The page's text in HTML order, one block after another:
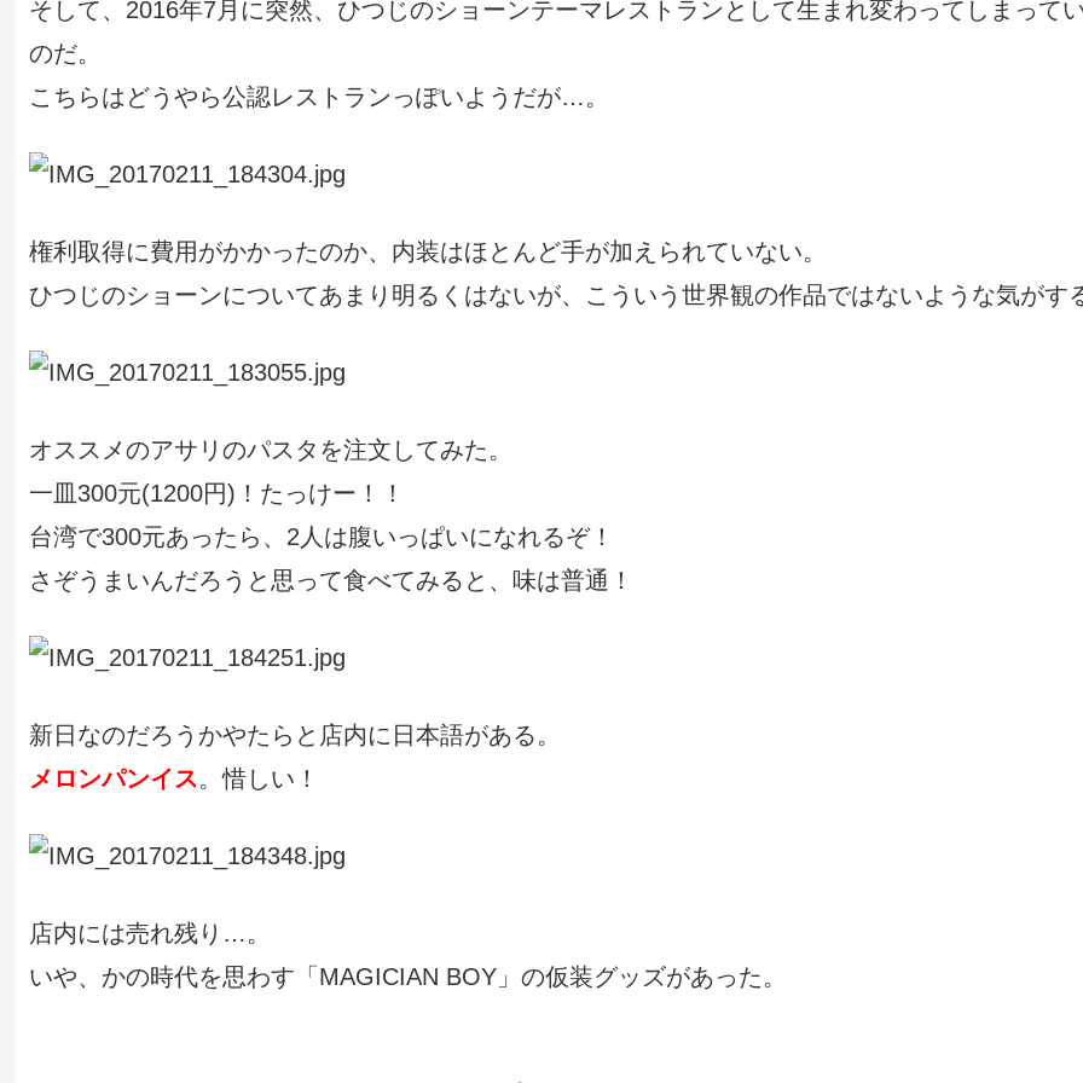
そして、2016年7月に突然、ひつじのショーンテーマレストランとして生まれ変わってしまって
のだ。
こちらはどうやら公認レストランっぽいようだが…。
権利取得に費用がかかったのか、内装はほとんど手が加えられていない。
ひつじのショーンについてあまり明るくはないが、こういう世界観の作品ではないような気がす
オススメのアサリのパスタを注文してみた。
一皿300元(1200円)！たっけー！！
台湾で300元あったら、2人は腹いっぱいになれるぞ！
さぞうまいんだろうと思って食べてみると、味は普通！
新日なのだろうかやたらと店内に日本語がある。
メロンパンイス。惜しい！
店内には売れ残り…。
いや、かの時代を思わす「MAGICIAN BOY」の仮装グッズがあった。